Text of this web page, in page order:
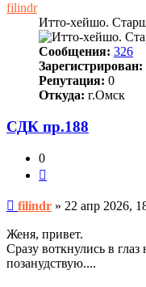
filindr
Итто-хейшо.
Сообщения: 326
Зарегистрирован:
Репутация: 0
Откуда: г.Омск
СДК пр.188
0
Непрочитанное
filindr » 22 апр 2026,
Женя, привет.
Сразу воткнулись в глаз
позанудствую....